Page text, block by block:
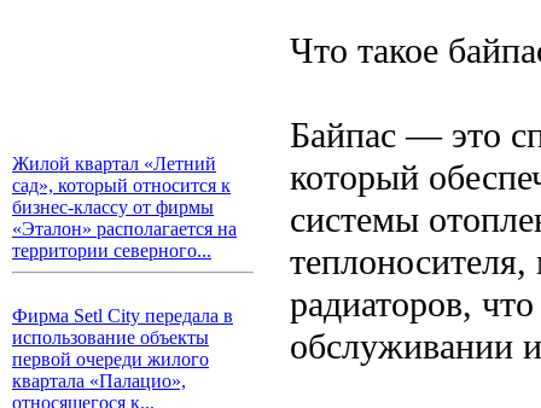
Жилой квартал «Летний
сад», который относится к
бизнес-классу от фирмы
«Эталон» располагается на
территории северного...
Фирма Setl City передала в
использование объекты
первой очереди жилого
квартала «Палацио»,
относящегося к...
Что такое
Байпас — это
который
системы
радиаторов,
обслуживании